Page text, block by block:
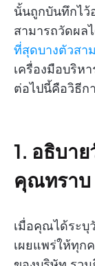
นั้นถูกบันทึกไว้
สามารถวัดผล
ที่สุดบางตัวสา
เครื่องมือบริห
ต่อไปนี้คือวิธีก
1. อธิบา
คุณทราบ
เมื่อคุณได้ระบุ
เผยแพร่ให้ทุก